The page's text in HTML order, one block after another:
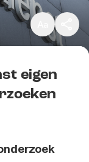
Kopieer link
eigen